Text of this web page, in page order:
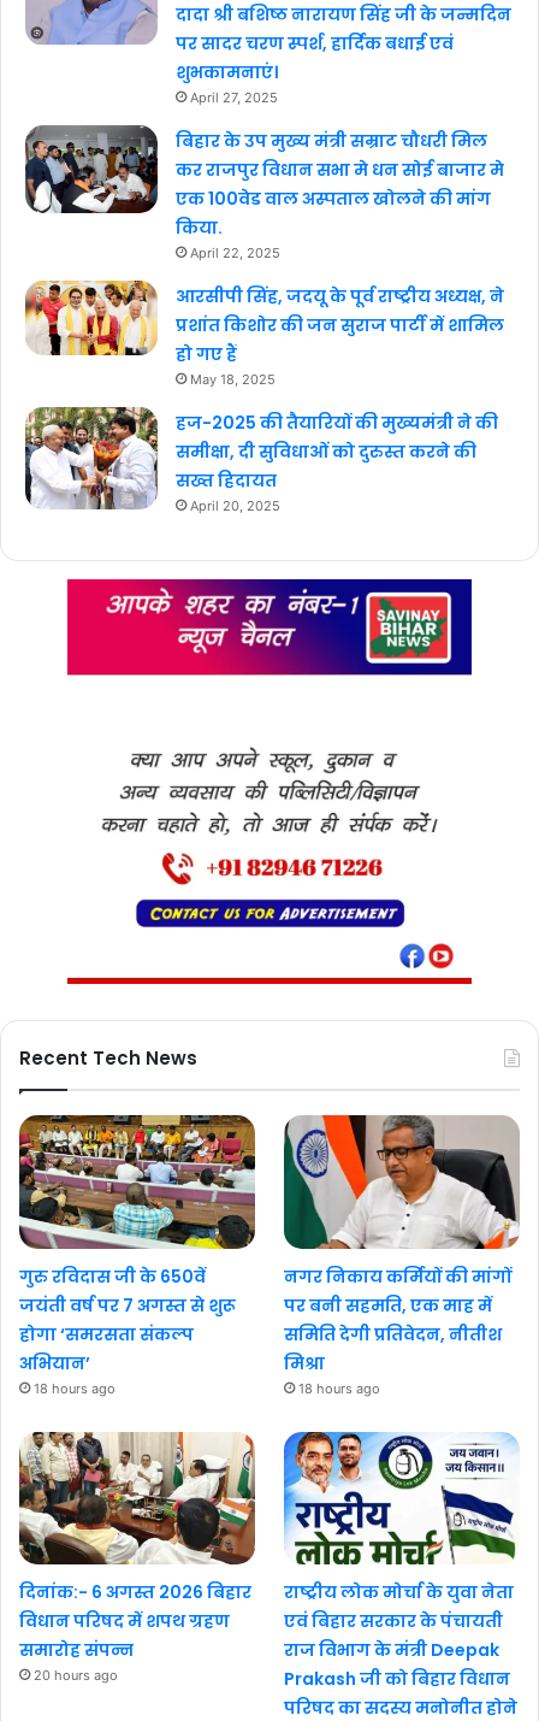
दादा श्री बशिष्ठ नारायण सिंह जी के जन्मदिन
पर सादर चरण स्पर्श, हार्दिक बधाई एवं
शुभकामनाएं।
April 27, 2025
बिहार के उप मुख्य मंत्री सम्राट चौधरी मिल
कर राजपुर विधान सभा मे धन सोई बाजार मे
एक 100वेड वाल अस्पताल खोलने की मांग
किया.
April 22, 2025
आरसीपी सिंह, जदयू के पूर्व राष्ट्रीय अध्यक्ष, ने
प्रशांत किशोर की जन सुराज पार्टी में शामिल
हो गए हैं
May 18, 2025
हज-2025 की तैयारियों की मुख्यमंत्री ने की
समीक्षा, दी सुविधाओं को दुरुस्त करने की
सख्त हिदायत
April 20, 2025
Recent Tech News
गुरु रविदास जी के 650वें
जयंती वर्ष पर 7 अगस्त से शुरू
होगा ‘समरसता संकल्प
अभियान’
18 hours ago
नगर निकाय कर्मियों की मांगों
पर बनी सहमति, एक माह में
समिति देगी प्रतिवेदन, नीतीश
मिश्रा
18 hours ago
दिनांक:- 6 अगस्त 2026 बिहार
विधान परिषद में शपथ ग्रहण
समारोह संपन्न
20 hours ago
राष्ट्रीय लोक मोर्चा के युवा नेता
एवं बिहार सरकार के पंचायती
राज विभाग के मंत्री Deepak
Prakash जी को बिहार विधान
परिषद का सदस्य मनोनीत होने